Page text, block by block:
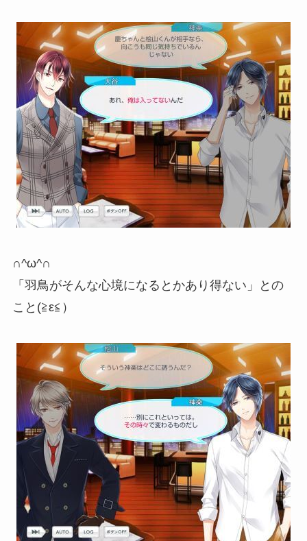
∩^ω^∩
「羽鳥がそんな心境になるとかあり得ない」との
こと(≧ε≦）